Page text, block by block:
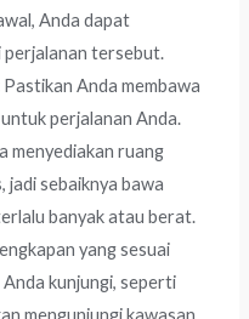
Anda dapat
perjalanan tersebut.
Pastikan Anda membawa
perjalanan Anda.
menyediakan ruang
jadi sebaiknya bawa
banyak atau berat.
yang sesuai
kunjungi, seperti